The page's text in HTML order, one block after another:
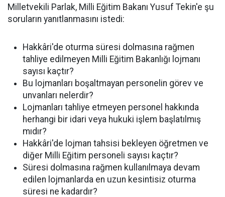
Milletvekili Parlak, Milli Eğitim Bakanı Yusuf Tekin'e şu
soruların yanıtlanmasını istedi:
Hakkâri'de oturma süresi dolmasına rağmen
tahliye edilmeyen Milli Eğitim Bakanlığı lojmanı
sayısı kaçtır?
Bu lojmanları boşaltmayan personelin görev ve
unvanları nelerdir?
Lojmanları tahliye etmeyen personel hakkında
herhangi bir idari veya hukuki işlem başlatılmış
mıdır?
Hakkâri'de lojman tahsisi bekleyen öğretmen ve
diğer Milli Eğitim personeli sayısı kaçtır?
Süresi dolmasına rağmen kullanılmaya devam
edilen lojmanlarda en uzun kesintisiz oturma
süresi ne kadardır?